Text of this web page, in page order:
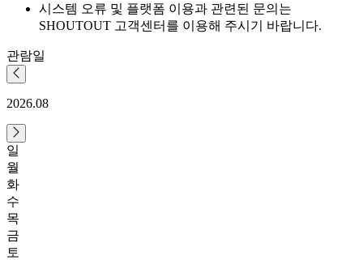
시스템 오류 및 플랫폼 이용과 관련된 문의는
SHOUTOUT 고객센터를 이용해 주시기 바랍니다.
관람일
2026.08
일
월
화
수
목
금
토